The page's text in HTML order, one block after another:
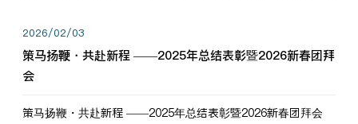
2026/02/03
策马扬鞭・共赴新程 ——2025年总结表彰暨2026新春团拜
会
策马扬鞭・共赴新程 ——2025年总结表彰暨2026新春团拜会